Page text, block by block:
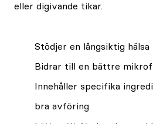
eller digivande tikar.
Stödjer en långsiktig hälsa
Bidrar till en bättre
Innehåller specifika
bra avföring